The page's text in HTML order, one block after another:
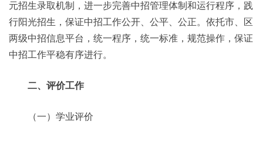
元招生录取机制，进一步完善中招管理体制和运行程序，践
行阳光招生，保证中招工作公开、公平、公正。依托市、区
两级中招信息平台，统一程序，统一标准，规范操作，保证
中招工作平稳有序进行。
二、评价工作
（一）学业评价